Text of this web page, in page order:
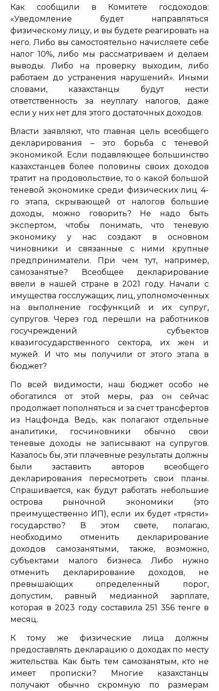
Как сообщили в Комитете госдоходов:
«Уведомление будет направляться
физическому лицу, и вы будете реагировать на
него. Либо вы самостоятельно начисляете себе
налог 10%, либо мы рассматриваем и делаем
выводы. Либо на проверку выходим, либо
работаем до устранения нарушений». Иными
словами, казахстанцы будут нести
ответственность за неуплату налогов, даже
если у них нет для этого достаточных доходов.
Власти заявляют, что главная цель всеобщего
декларирования – это борьба с теневой
экономикой. Если подавляющее большинство
казахстанцев более половины своих доходов
тратит на продовольствие, то о какой большой
теневой экономике среди физических лиц 4-
го этапа, скрывающей от налогов большие
доходы, можно говорить? Не надо быть
экспертом, чтобы понимать, что теневую
экономику у нас создают в основном
чиновники и связанные с ними крупные
предприниматели. При чем тут, например,
самозанятые? Всеобщее декларирование
ввели в нашей стране в 2021 году. Начали с
имущества госслужащих, лиц, уполномоченных
на выполнение госфункций и их супруг,
супругов. Через год перешли на работников
госучреждений субъектов
квазигосударственного сектора, их жен и
мужей. И что мы получили от этого этапа в
бюджет?
По всей видимости, наш бюджет особо не
обогатился от этой меры, раз он сейчас
продолжает пополняться и за счет трансфертов
из Нацфонда. Ведь, как полагают отдельные
аналитики, госчиновники обычно свои
теневые доходы не записывают на супругов.
Казалось бы, эти плачевные результаты должны
были заставить авторов всеобщего
декларирования пересмотреть свои планы.
Спрашивается, как будут работать небольшие
острова рыночной экономики (это
преимущественно ИП), если их будет «трясти»
государство? В этом свете, полагаю,
необходимо отменить декларирование
доходов самозанятыми, также, возможно,
субъектами малого бизнеса. Либо нужно
отменить декларирование доходов, не
превышающих определенный порог,
допустим, равный медианной зарплате,
которая в 2023 году составила 251 356 тенге в
месяц.
К тому же физические лица должны
предоставлять декларацию о доходах по месту
жительства. Как быть тем самозанятым, кто не
имеет прописки? Многие казахстанцы
получают обычно скромную по размерам